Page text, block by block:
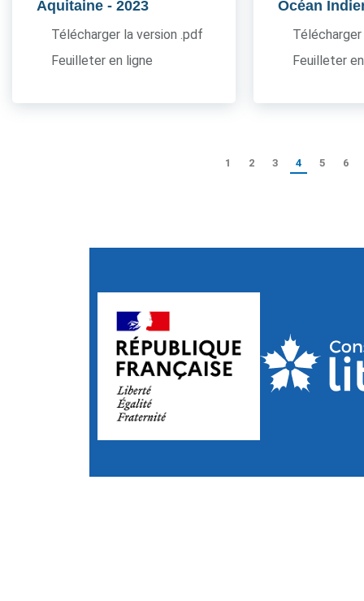
Aquitaine - 2023
Télécharger la version .pdf
Feuilleter en ligne
Océan
Feuilleter
1 2 3 4 5 6